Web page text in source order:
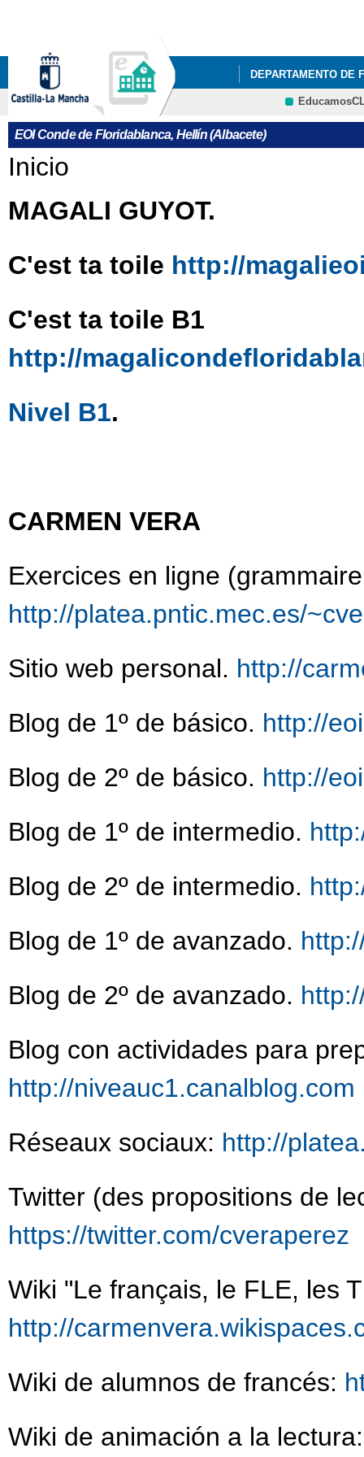
DEPARTAMENTO DE
NUESTRO CENTRO
DEPARTAMENTO DE
EOI Conde de Floridablanca, Hellín (Albacete)
Se encuentra usted aquí
Inicio
MAGALI GUYOT.
C'est ta toile http://
C'est ta toile B1
http://
Nivel B1.
CARMEN VERA
Exercices en ligne
http://platea.pntic.mec.es/
Sitio web personal. http://
Blog de 1º de básico. http://
Blog de 2º de básico. http://
Blog de 1º de intermedio.
Blog de 2º de intermedio.
Blog de 1º de avanzado.
Blog de 2º de avanzado.
Blog con actividades para
http://niveauc1.canalblog.com
Réseaux sociaux: http://
Twitter (des propositions de
https://twitter.com/cveraperez
Wiki "Le français, le FLE, les
http://
Wiki de alumnos de francés:
Wiki de animación a la